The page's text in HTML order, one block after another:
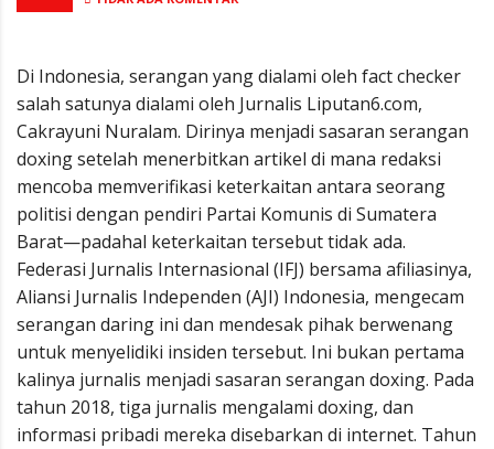
Di Indonesia, serangan yang dialami oleh fact checker
salah satunya dialami oleh Jurnalis Liputan6.com,
Cakrayuni Nuralam. Dirinya menjadi sasaran serangan
doxing setelah menerbitkan artikel di mana redaksi
mencoba memverifikasi keterkaitan antara seorang
politisi dengan pendiri Partai Komunis di Sumatera
Barat—padahal keterkaitan tersebut tidak ada.
Federasi Jurnalis Internasional (IFJ) bersama afiliasinya,
Aliansi Jurnalis Independen (AJI) Indonesia, mengecam
serangan daring ini dan mendesak pihak berwenang
untuk menyelidiki insiden tersebut. Ini bukan pertama
kalinya jurnalis menjadi sasaran serangan doxing. Pada
tahun 2018, tiga jurnalis mengalami doxing, dan
informasi pribadi mereka disebarkan di internet. Tahun